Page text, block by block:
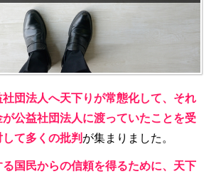
社団法人へ天下りが常態化して、それ
公益社団法人に渡っていたことを受
て多くの批判 が集まりました。
国民からの信頼を得るために、天下